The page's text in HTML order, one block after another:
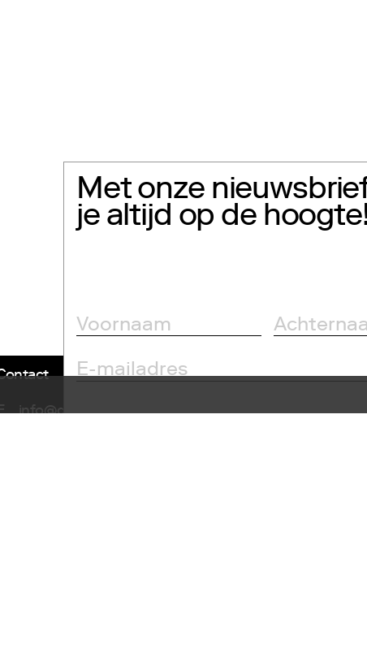
info@dutchdesignfoundation.com
Met onze
je altijd op de